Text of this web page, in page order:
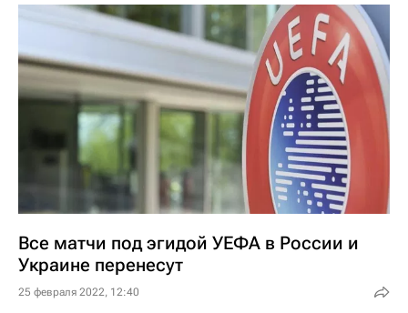
Все матчи под эгидой УЕФА в России и
Украине перенесут
25 февраля 2022, 12:40